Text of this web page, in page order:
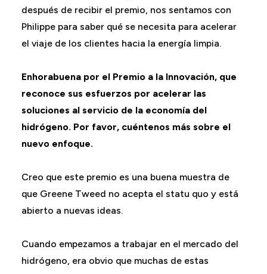
después de recibir el premio, nos sentamos con
Philippe para saber qué se necesita para acelerar
el viaje de los clientes hacia la energía limpia.
Enhorabuena por el Premio a la Innovación, que
reconoce sus esfuerzos por acelerar las
soluciones al servicio de la economía del
hidrógeno. Por favor, cuéntenos más sobre el
nuevo enfoque.
Creo que este premio es una buena muestra de
que Greene Tweed no acepta el statu quo y está
abierto a nuevas ideas.
Cuando empezamos a trabajar en el mercado del
hidrógeno, era obvio que muchas de estas